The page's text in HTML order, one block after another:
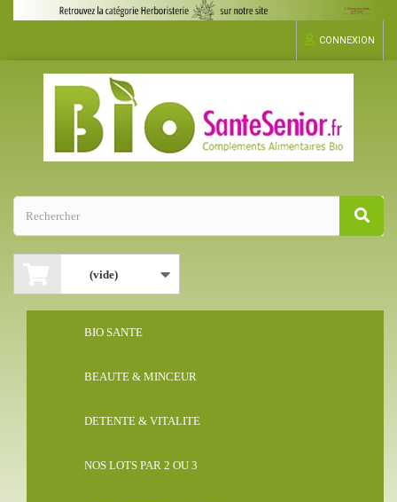
CONNEXION
(vide)
BIO SANTE
BEAUTE & MINCEUR
DETENTE & VITALITE
NOS LOTS PAR 2 OU 3